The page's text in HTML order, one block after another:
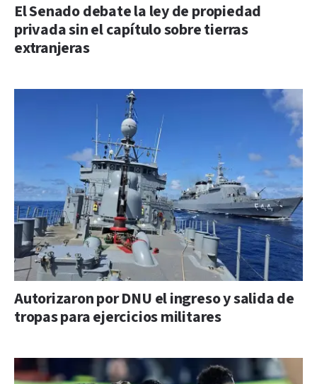
El Senado debate la ley de propiedad
privada sin el capítulo sobre tierras
extranjeras
Autorizaron por DNU el ingreso y salida de
tropas para ejercicios militares